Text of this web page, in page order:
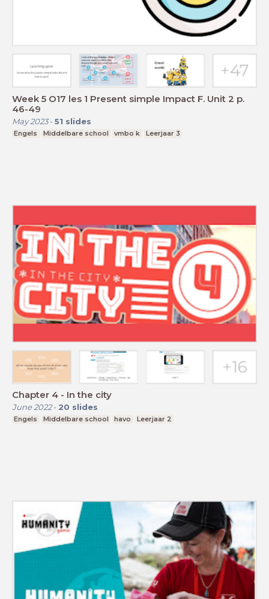
Week 5 O17 les 1 Present simple Impact F. Unit 2 p.
46-49
May 2023- 51 slides
Engels Middelbare school vmbo k Leerjaar 3
Chapter 4 - In the city
June 2022- 20 slides
Engels Middelbare school havo Leerjaar 2